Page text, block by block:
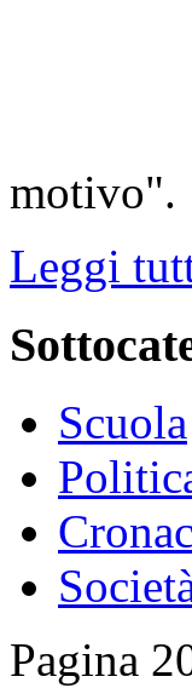
motivo".
Leggi
Scuola
Pagina